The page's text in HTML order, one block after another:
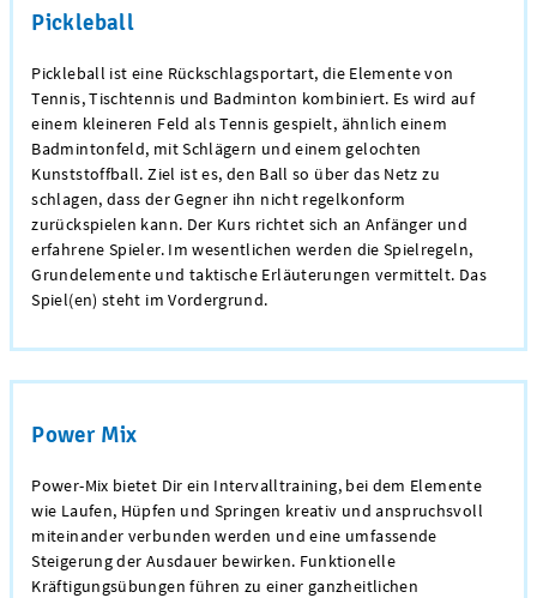
Pickleball
Pickleball ist eine Rückschlagsportart, die Elemente von
Tennis, Tischtennis und Badminton kombiniert. Es wird auf
einem kleineren Feld als Tennis gespielt, ähnlich einem
Badmintonfeld, mit Schlägern und einem gelochten
Kunststoffball. Ziel ist es, den Ball so über das Netz zu
schlagen, dass der Gegner ihn nicht regelkonform
zurückspielen kann. Der Kurs richtet sich an Anfänger und
erfahrene Spieler. Im wesentlichen werden die Spielregeln,
Grundelemente und taktische Erläuterungen vermittelt. Das
Spiel(en) steht im Vordergrund.
Power Mix
Power-Mix bietet Dir ein Intervalltraining, bei dem Elemente
wie Laufen, Hüpfen und Springen kreativ und anspruchsvoll
miteinander verbunden werden und eine umfassende
Steigerung der Ausdauer bewirken. Funktionelle
Kräftigungsübungen führen zu einer ganzheitlichen